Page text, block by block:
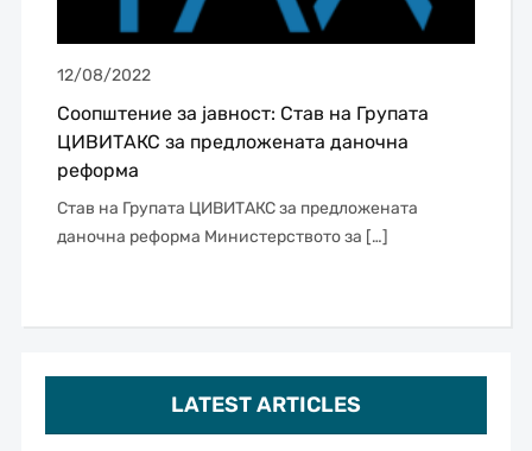
LATEST ARTICLES
12/08/2022
Соопштение за јавност: Став на Групата
ЦИВИТАКС за предложената даночна
реформа
Став на Групата ЦИВИТАКС за предложената
даночна реформа Министерството за […]